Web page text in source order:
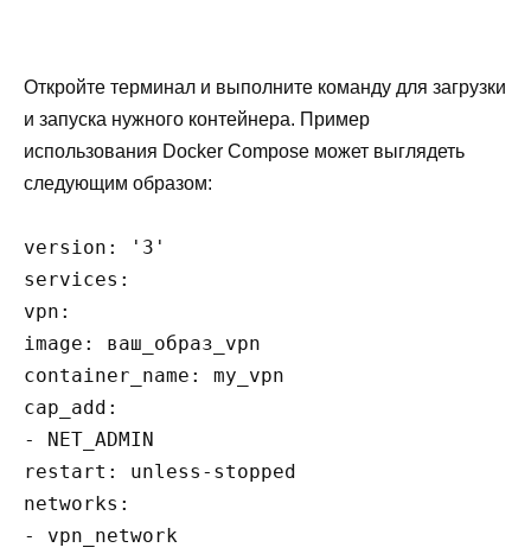
Откройте терминал и выполните команду для загрузки
и запуска нужного контейнера. Пример
использования Docker Compose может выглядеть
следующим образом:
version: '3'
services:
vpn:
image: ваш_образ_vpn
container_name: my_vpn
cap_add:
- NET_ADMIN
restart: unless-stopped
networks:
- vpn_network